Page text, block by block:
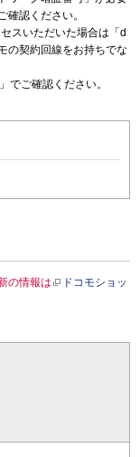
確認ください。
スいただいた場合は「d
の契約回線をお持ちでな
」でご確認ください。
の情報は
ドコモショッ